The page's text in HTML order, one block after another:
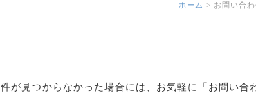
ホーム > お問い合
が見つからなかった場合には、お気軽に「お問い合